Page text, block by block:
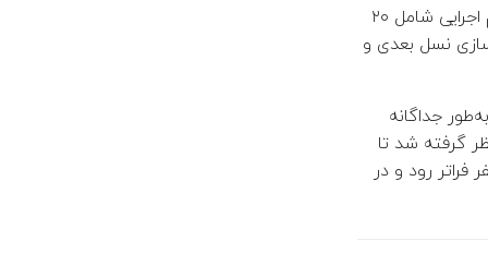
انجام گرفت. تیم اجرایی شامل ۲۰
نسل بعدی و
جداگانه
گرفته شد تا
تکمیل شود. همین استراتژی موجب شد تعداد ثبت‌نام‌ها از ۴۰۰ نفر فراتر رود و در